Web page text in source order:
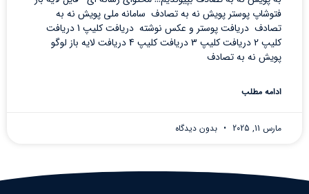
فتوشاپ پوستر پویش نه به تصادف سامانه ملی پویش نه به
تصادف دریافت پوستر و عکس نوشته دریافت کلیپ 1 دریافت
کلیپ 2 دریافت کلیپ 3 دریافت کلیپ 4 دریافت لایه باز لوگو
پویش نه به تصادف
ادامه مطلب
مارس 11, 2025 بدون دیدگاه